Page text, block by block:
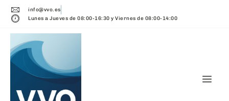
info@vvo.es
Lunes a Jueves de 08:00-16:30 y Viernes de 08:00-14:00